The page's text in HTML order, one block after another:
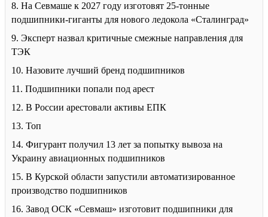
8. На Севмаше к 2027 году изготовят 25-тонные
подшипники-гиганты для нового ледокола «Сталинград»
9. Эксперт назвал критичные смежные направления для
ТЭК
10. Назовите лучший бренд подшипников
11. Подшипники попали под арест
12. В России арестовали активы ЕПК
13. Топ
14. Фигурант получил 13 лет за попытку вывоза на
Украину авиационных подшипников
15. В Курской области запустили автоматизированное
производство подшипников
16. Завод ОСК «Севмаш» изготовит подшипники для